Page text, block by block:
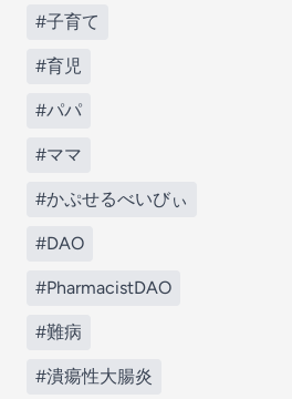
#子育て
#育児
#パパ
#ママ
#かぷせるべいびぃ
#DAO
#PharmacistDAO
#難病
#潰瘍性大腸炎